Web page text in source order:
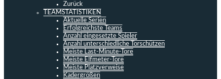
Zurück
TEAMSTATISTIKEN
Aktuelle Serien
Erfolgreichste Teams
Anzahl eingesetzte Spieler
Anzahl unterschiedliche Torschützen
Meiste Last-Minute-Tore
Meiste Elfmeter-Tore
Meiste Platzverweise
Kadergrößen